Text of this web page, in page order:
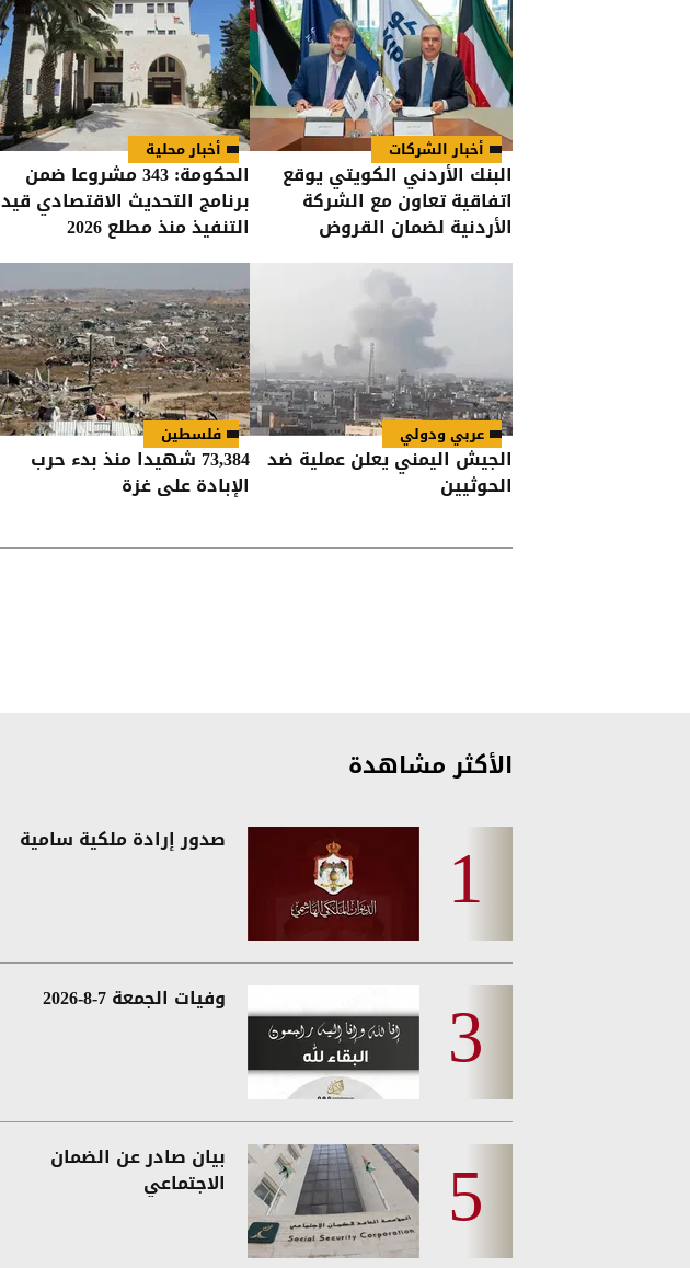
أخبار الشركات
البنك الأردني الكويتي يوقع
اتفاقية تعاون مع الشركة
الأردنية لضمان القروض
من أجل التوظيف"
أخبار محلية
الحكومة: 343 مشروعا ضمن
برنامج التحديث الاقتصادي قيد
التنفيذ منذ مطلع 2026
عربي ودولي
الجيش اليمني يعلن عملية ضد
الحوثيين
فلسطين
73,384 شهيدا منذ بدء حرب
الإبادة على غزة
الأكثر مشاهدة
صدور إرادة ملكية سامية
وفيات الجمعة 7-8-2026
بيان صادر عن الضمان
الاجتماعي